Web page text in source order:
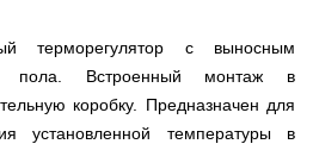
терморегулятор с выносным
пола. Встроенный монтаж в
коробку. Предназначен для
установленной температуры в